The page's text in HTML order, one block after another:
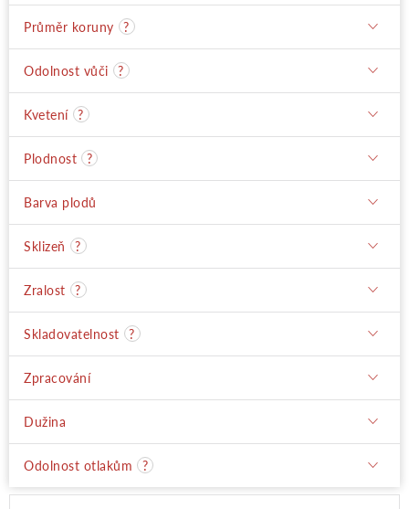
Průměr koruny ?
Odolnost vůči ?
Kvetení ?
Plodnost ?
Barva plodů
Sklizeň ?
Zralost ?
Skladovatelnost ?
Zpracování
Dužina
Odolnost otlakům ?